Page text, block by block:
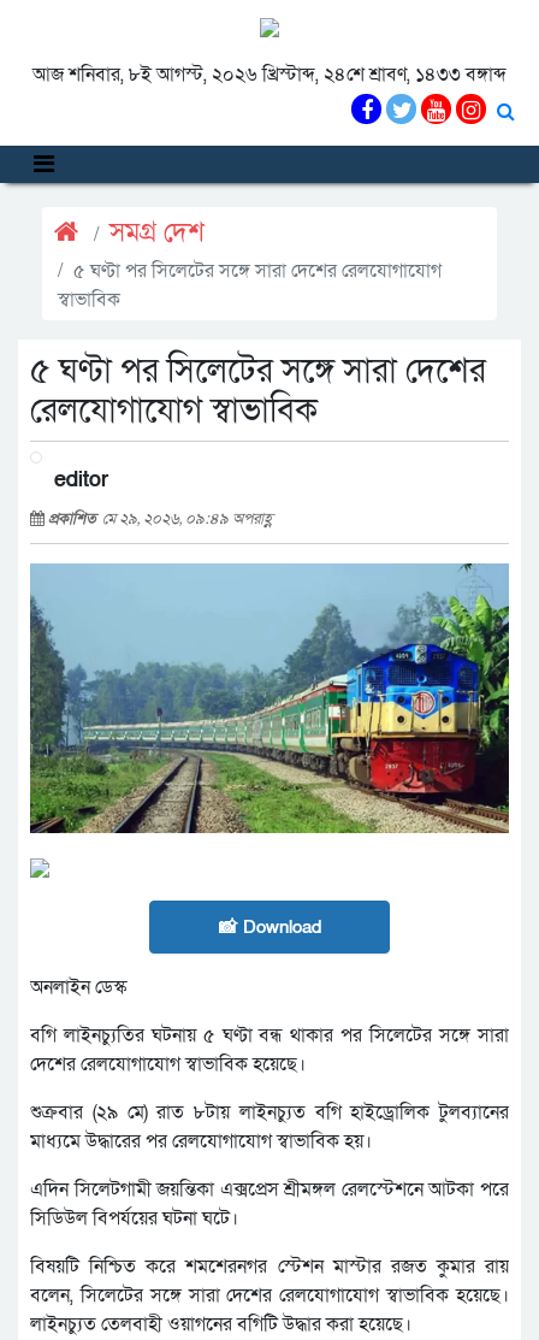
আজ শনিবার, ৮ই আগস্ট, ২০২৬ খ্রিস্টাব্দ, ২৪শে শ্রাবণ, ১৪৩৩ বঙ্গাব্দ
সমগ্র দেশ
৫ ঘণ্টা পর সিলেটের সঙ্গে সারা দেশের রেলযোগাযোগ
স্বাভাবিক
৫ ঘণ্টা পর সিলেটের সঙ্গে সারা দেশের
রেলযোগাযোগ স্বাভাবিক
editor
প্রকাশিত মে ২৯, ২০২৬, ০৯:৪৯ অপরাহ্ণ
📸 Download
অনলাইন ডেস্ক
বগি লাইনচ্যুতির ঘটনায় ৫ ঘণ্টা বন্ধ থাকার পর সিলেটের সঙ্গে সারা
দেশের রেলযোগাযোগ স্বাভাবিক হয়েছে।
শুক্রবার (২৯ মে) রাত ৮টায় লাইনচ্যুত বগি হাইড্রোলিক টুলব্যানের
মাধ্যমে উদ্ধারের পর রেলযোগাযোগ স্বাভাবিক হয়।
এদিন সিলেটগামী জয়ন্তিকা এক্সপ্রেস শ্রীমঙ্গল রেলস্টেশনে আটকা পরে
সিডিউল বিপর্যয়ের ঘটনা ঘটে।
বিষয়টি নিশ্চিত করে শমশেরনগর স্টেশন মাস্টার রজত কুমার রায়
বলেন, সিলেটের সঙ্গে সারা দেশের রেলযোগাযোগ স্বাভাবিক হয়েছে।
লাইনচ্যুত তেলবাহী ওয়াগনের বগিটি উদ্ধার করা হয়েছে।